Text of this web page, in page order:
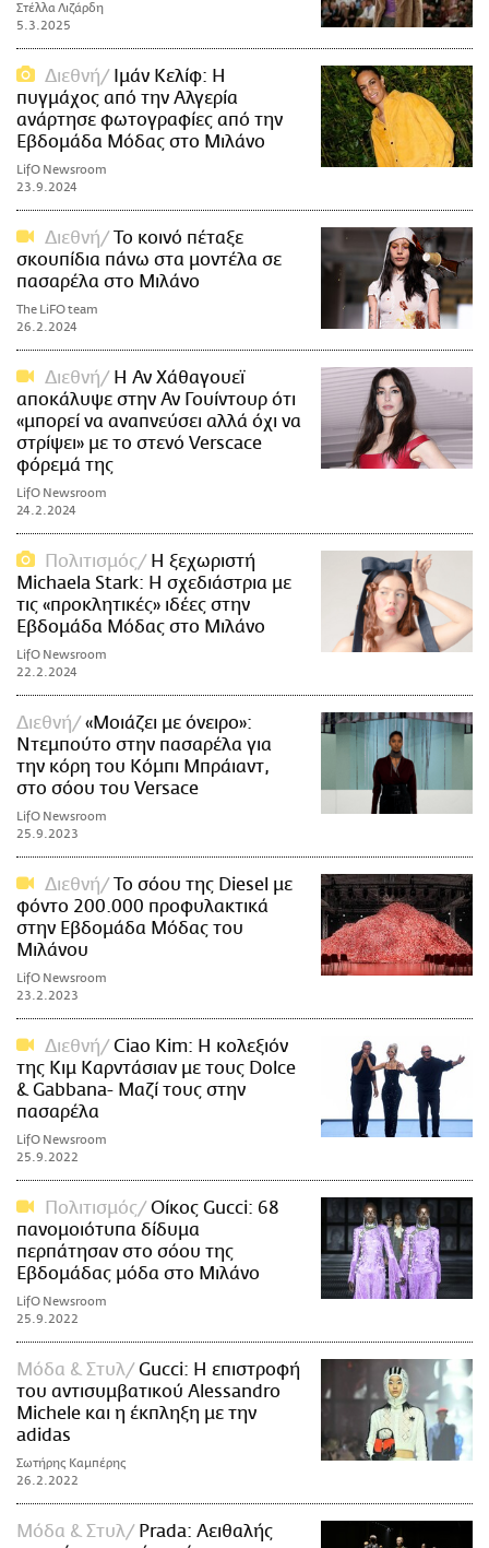
Στέλλα Λιζάρδη
5.3.2025
Διεθνή
Ιμάν Κελίφ: Η
πυγμάχος από την Αλγερία
ανάρτησε φωτογραφίες από την
Εβδομάδα Μόδας στο Μιλάνο
LifO Newsroom
23.9.2024
Διεθνή
Το κοινό πέταξε
σκουπίδια πάνω στα μοντέλα σε
πασαρέλα στο Μιλάνο
The LiFO team
26.2.2024
Διεθνή
Η Αν Χάθαγουεϊ
αποκάλυψε στην Αν Γουίντουρ ότι
«μπορεί να αναπνεύσει αλλά όχι να
στρίψει» με το στενό Verscace
φόρεμά της
LifO Newsroom
24.2.2024
Πολιτισμός
Η ξεχωριστή
Michaela Stark: Η σχεδιάστρια με
τις «προκλητικές» ιδέες στην
Εβδομάδα Μόδας στο Μιλάνο
LifO Newsroom
22.2.2024
Διεθνή
«Μοιάζει με όνειρο»:
Ντεμπούτο στην πασαρέλα για
την κόρη του Κόμπι Μπράιαντ,
στο σόου του Versace
LifO Newsroom
25.9.2023
Διεθνή
Το σόου της Diesel με
φόντο 200.000 προφυλακτικά
στην Εβδομάδα Μόδας του
Μιλάνου
LifO Newsroom
23.2.2023
Διεθνή
Ciao Kim: Η κολεξιόν
της Κιμ Καρντάσιαν με τους Dolce
& Gabbana- Μαζί τους στην
πασαρέλα
LifO Newsroom
25.9.2022
Πολιτισμός
Οίκος Gucci: 68
πανομοιότυπα δίδυμα
περπάτησαν στο σόου της
Εβδομάδας μόδα στο Μιλάνο
LifO Newsroom
25.9.2022
Μόδα & Στυλ
Gucci: Η επιστροφή
του αντισυμβατικού Alessandro
Michele και η έκπληξη με την
adidas
Σωτήρης Καμπέρης
26.2.2022
Μόδα & Στυλ
Prada: Αειθαλής